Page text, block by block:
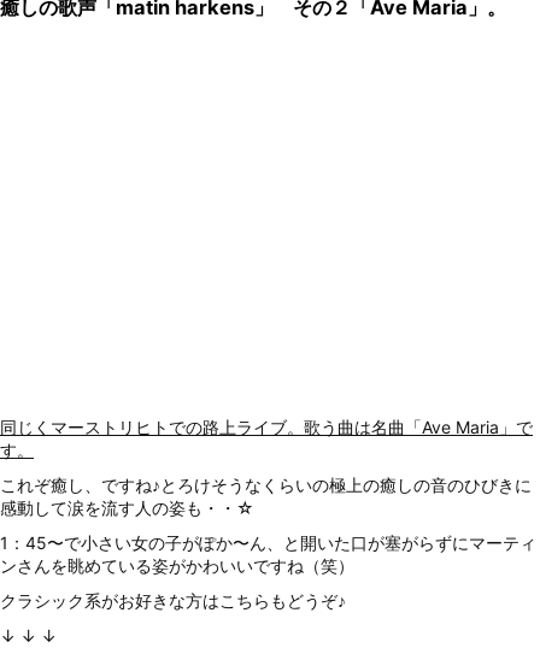
癒しの歌声「matin harkens」 その２「Ave Maria」。
同じくマーストリヒトでの路上ライブ。歌う曲は名曲「Ave Maria」で
す。
これぞ癒し、ですね♪とろけそうなくらいの極上の癒しの音のひびきに
感動して涙を流す人の姿も・・☆
1：45〜で小さい女の子がぽか〜ん、と開いた口が塞がらずにマーティ
ンさんを眺めている姿がかわいいですね（笑）
クラシック系がお好きな方はこちらもどうぞ♪
↓ ↓ ↓